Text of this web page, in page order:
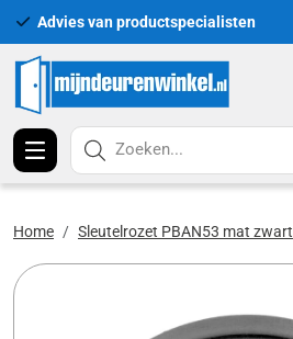
Advies van productspecialisten
Zoeken...
Home Sleutelrozet PBAN53 mat zwart